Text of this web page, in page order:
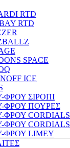
RTD
RTD
SPACE
ICE
ΦΡΟΥ ΣΙΡΟΠΙ
ΦΡΟΥ ΠΟΥΡΕΣ
ΦΡΟΥ CORDIALS
ΦΡΟΥ CORDIALS
ΦΡΟΥ LIMEY